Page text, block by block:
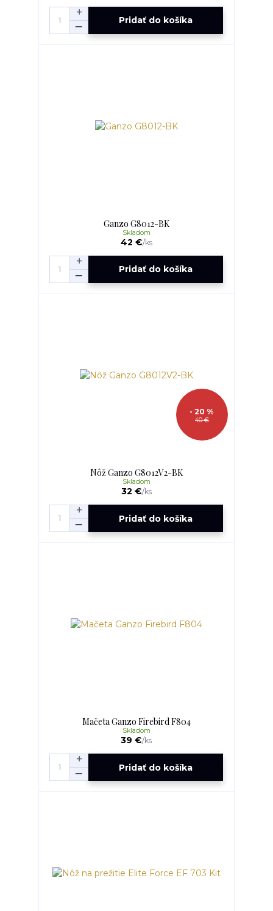
Pridať do košíka
Ganzo G8012-BK
42 €/ks
Skladom
Pridať do košíka
40 €
- 20 %
Nôž Ganzo G8012V2-BK
32 €/ks
Skladom
Pridať do košíka
Mačeta Ganzo Firebird F804
39 €/ks
Skladom
Pridať do košíka